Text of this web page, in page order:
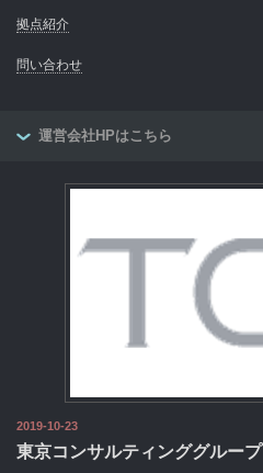
拠点紹介
問い合わせ
運営会社HPはこちら
2019-10-23
東京コンサルティンググループ